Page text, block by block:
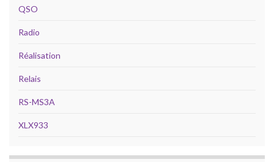
QSO
Radio
Réalisation
Relais
RS-MS3A
XLX933